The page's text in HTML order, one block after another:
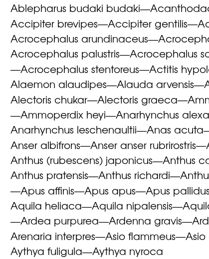
Ablepharus budaki budaki—
Accipiter brevipes—Accipiter gentilis—
Acrocephalus arundinaceus—
Acrocephalus palustris—Acrocephalus
—Acrocephalus stentoreus—Actitis
Alaemon alaudipes—Alauda arvensis—
Alectoris chukar—Alectoris graeca—
—Ammoperdix heyi—Anarhynchus
Anarhynchus leschenaultii—Anas acuta
Anser albifrons—Anser anser rubrirostris—
Anthus (rubescens) japonicus—Anthus
Anthus pratensis—Anthus richardi—
—Apus affinis—Apus apus—Apus
Aquila heliaca—Aquila nipalensis—
—Ardea purpurea—Ardenna gravis—
Arenaria interpres—Asio flammeus—Asio
Aythya fuligula—Aythya nyroca